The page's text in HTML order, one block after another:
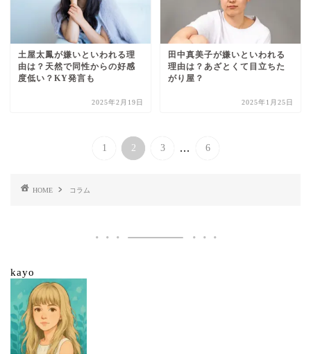
土屋太鳳が嫌いといわれる理
由は？天然で同性からの好感
度低い？KY発言も
2025年2月19日
田中真美子が嫌いといわれる
理由は？あざとくて目立ちた
がり屋？
2025年1月25日
1 2 3 ... 6
HOME コラム
kayo